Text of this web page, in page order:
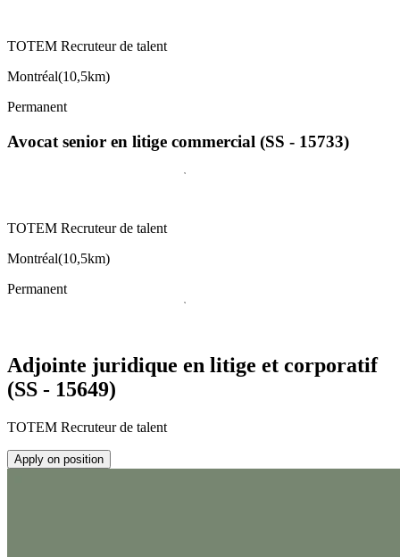
TOTEM Recruteur de talent
Montréal(10,5km)
Permanent
Avocat senior en litige commercial (SS - 15733)
TOTEM Recruteur de talent
Montréal(10,5km)
Permanent
Adjointe juridique en litige et corporatif
(SS - 15649)
TOTEM Recruteur de talent
Apply on position